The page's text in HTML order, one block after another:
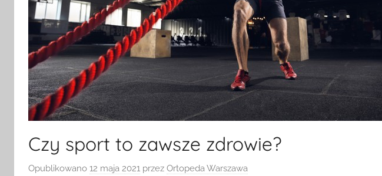
Czy sport to zawsze zdrowie?
Opublikowano 12 maja 2021 przez Ortopeda Warszawa